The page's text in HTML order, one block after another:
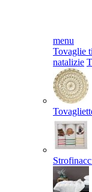
menu
Tovaglie
natalizie